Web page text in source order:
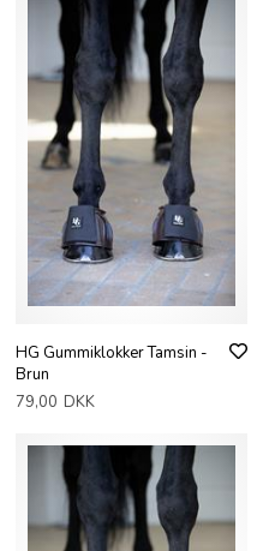
HG Gummiklokker Tamsin -
Brun
79,00 DKK